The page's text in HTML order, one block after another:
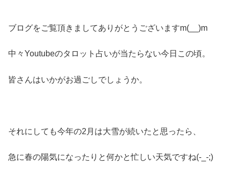
ブログをご覧頂きましてありがとうございますm(__)m
中々Youtubeのタロット占いが当たらない今日この頃。
皆さんはいかがお過ごしでしょうか。
それにしても今年の2月は大雪が続いたと思ったら、
急に春の陽気になったりと何かと忙しい天気ですね(-_-;)